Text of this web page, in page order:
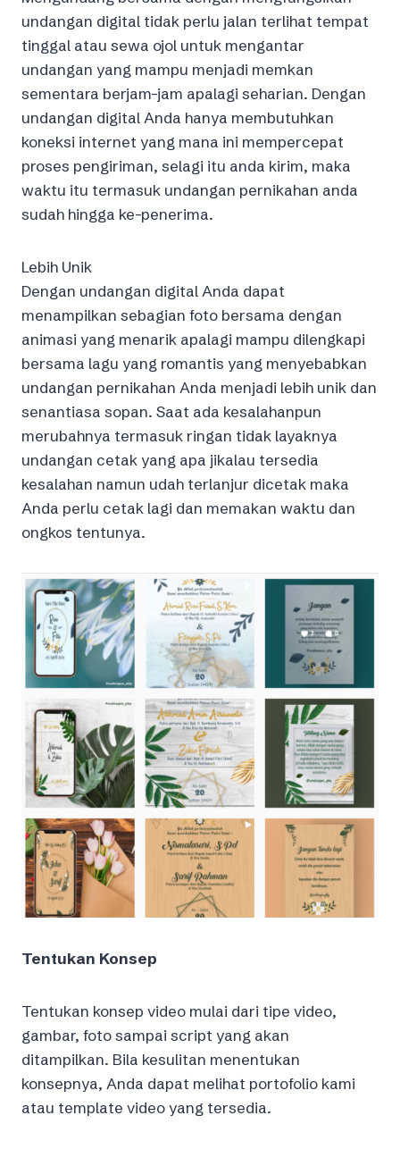
undangan digital tidak perlu jalan terlihat tempat
tinggal atau sewa ojol untuk mengantar
undangan yang mampu menjadi memkan
sementara berjam-jam apalagi seharian. Dengan
undangan digital Anda hanya membutuhkan
koneksi internet yang mana ini mempercepat
proses pengiriman, selagi itu anda kirim, maka
waktu itu termasuk undangan pernikahan anda
sudah hingga ke-penerima.
Lebih Unik
Dengan undangan digital Anda dapat
menampilkan sebagian foto bersama dengan
animasi yang menarik apalagi mampu dilengkapi
bersama lagu yang romantis yang menyebabkan
undangan pernikahan Anda menjadi lebih unik dan
senantiasa sopan. Saat ada kesalahanpun
merubahnya termasuk ringan tidak layaknya
undangan cetak yang apa jikalau tersedia
kesalahan namun udah terlanjur dicetak maka
Anda perlu cetak lagi dan memakan waktu dan
ongkos tentunya.
Tentukan Konsep
Tentukan konsep video mulai dari tipe video,
gambar, foto sampai script yang akan
ditampilkan. Bila kesulitan menentukan
konsepnya, Anda dapat melihat portofolio kami
atau template video yang tersedia.